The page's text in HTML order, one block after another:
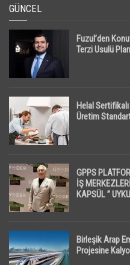
GÜNCEL
Fuzul’den
Terzi Usulü
Helal
Üretim
GPPS
İŞ
KAPSÜL ”
Birleşik Arap
Projesine